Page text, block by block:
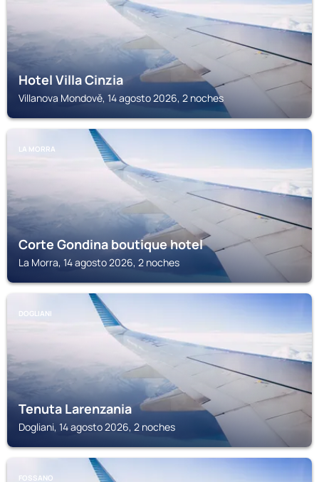
Hotel Villa Cinzia
Villanova Mondově, 14 agosto 2026, 2 noches
LA MORRA
Corte Gondina boutique hotel
La Morra, 14 agosto 2026, 2 noches
DOGLIANI
Tenuta Larenzania
Dogliani, 14 agosto 2026, 2 noches
FOSSANO